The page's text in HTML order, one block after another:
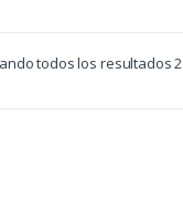
todos los resultados 2